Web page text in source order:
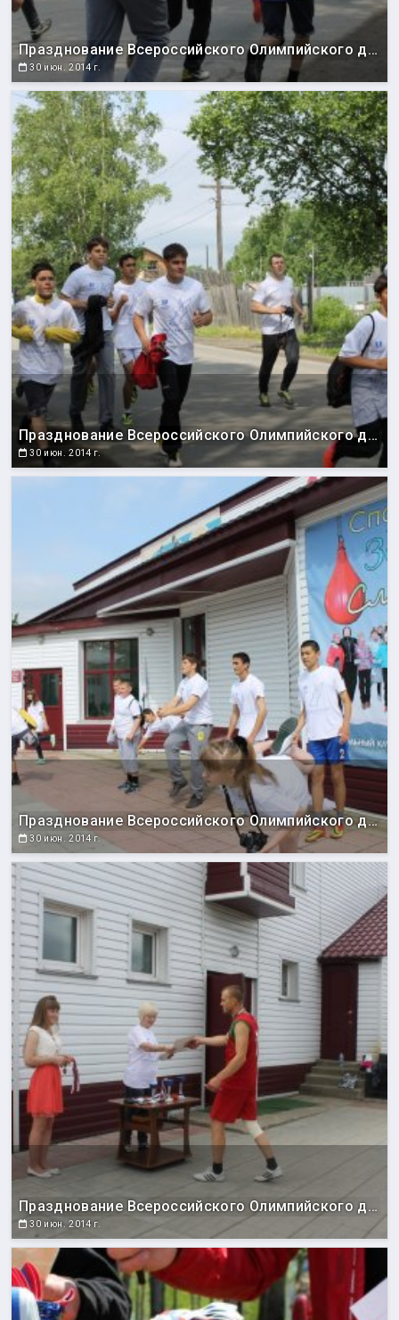
Празднование Всероссийского Олимпийского дня
30 июн. 2014 г.
Празднование Всероссийского Олимпийского дня
30 июн. 2014 г.
Празднование Всероссийского Олимпийского дня
30 июн. 2014 г.
Празднование Всероссийского Олимпийского дня
30 июн. 2014 г.